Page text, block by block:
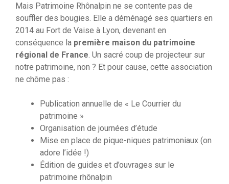
Mais Patrimoine Rhônalpin ne se contente pas de
souffler des bougies. Elle a déménagé ses quartiers en
2014 au Fort de Vaise à Lyon, devenant en
conséquence la première maison du patrimoine
régional de France . Un sacré coup de projecteur sur
notre patrimoine, non ? Et pour cause, cette association
ne chôme pas :
Publication annuelle de « Le Courrier du
patrimoine »
Organisation de journées d’étude
Mise en place de pique-niques patrimoniaux (on
adore l’idée !)
Édition de guides et d’ouvrages sur le
patrimoine rhônalpin